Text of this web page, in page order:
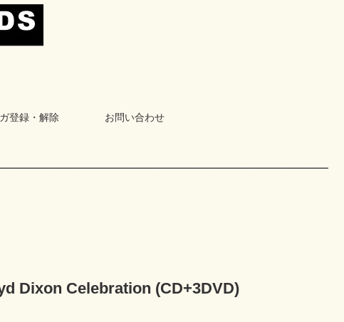
登録・解除 お問い合わせ
Dixon Celebration (CD+3DVD)